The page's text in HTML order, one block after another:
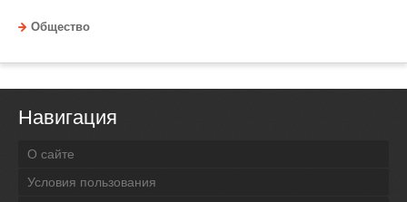
Общество
Навигация
О сайте
Условия пользования